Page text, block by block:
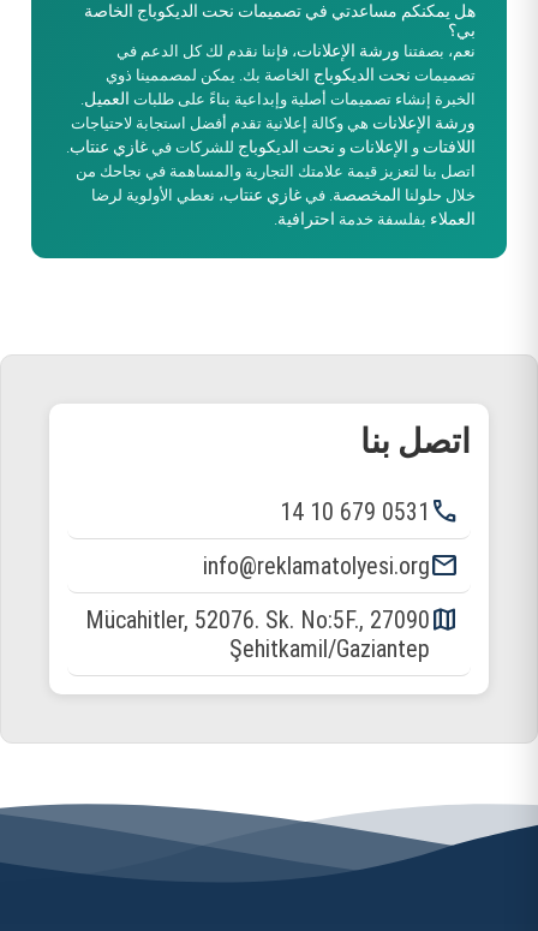
هل يمكنكم مساعدتي في تصميمات نحت الديكوباج الخاصة
بي؟
نعم، بصفتنا ورشة الإعلانات، فإننا نقدم لك كل الدعم في
تصميمات نحت الديكوباج الخاصة بك. يمكن لمصممينا ذوي
الخبرة إنشاء تصميمات أصلية وإبداعية بناءً على طلبات العميل.
ورشة الإعلانات هي وكالة إعلانية تقدم أفضل استجابة لاحتياجات
اللافتات و الإعلانات و نحت الديكوباج للشركات في غازي عنتاب.
اتصل بنا لتعزيز قيمة علامتك التجارية والمساهمة في نجاحك من
خلال حلولنا المخصصة. في غازي عنتاب، نعطي الأولوية لرضا
العملاء بفلسفة خدمة احترافية.
اتصل بنا
phone
0531 679 10 14
email
info@reklamatolyesi.org
map
Mücahitler, 52076. Sk. No:5F., 27090
Şehitkamil/Gaziantep